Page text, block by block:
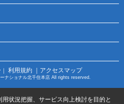
｜ 利用規約 ｜アクセスマップ
ナショナル北千住本店 All rights reserved.
状況把握、サービス向上検討を目的と